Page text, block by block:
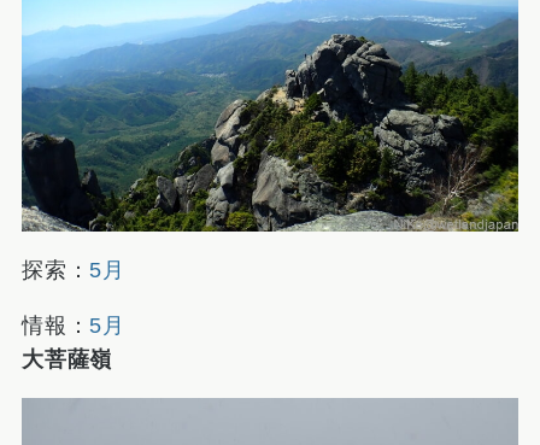
探索： 5月
情報： 5月
大菩薩嶺